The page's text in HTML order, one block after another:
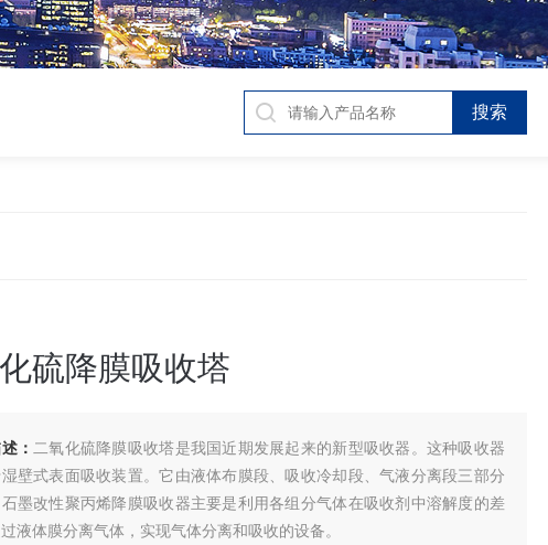
硫降膜吸收塔
： 二氧化硫降膜吸收塔是我国近期发展起来的新型吸收器。这种吸收器
壁式表面吸收装置。它由液体布膜段、吸收冷却段、气液分离段三部分
墨改性聚丙烯降膜吸收器主要是利用各组分气体在吸收剂中溶解度的差
液体膜分离气体，实现气体分离和吸收的设备。